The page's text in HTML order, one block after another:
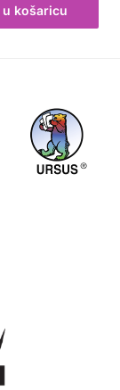
u košaricu